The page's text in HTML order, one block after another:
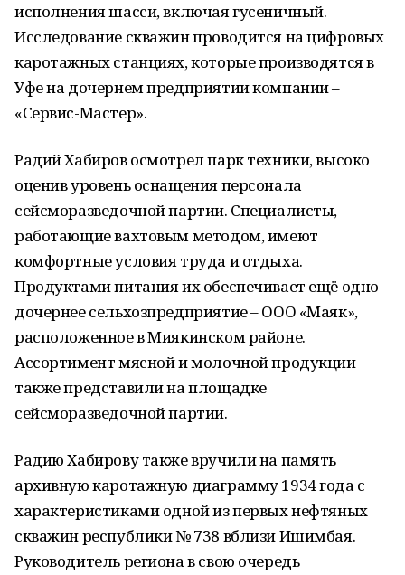
исполнения шасси, включая гусеничный.
Исследование скважин проводится на цифровых
каротажных станциях, которые производятся в
Уфе на дочернем предприятии компании –
«Сервис-Мастер».
Радий Хабиров осмотрел парк техники, высоко
оценив уровень оснащения персонала
сейсморазведочной партии. Специалисты,
работающие вахтовым методом, имеют
комфортные условия труда и отдыха.
Продуктами питания их обеспечивает ещё одно
дочернее сельхозпредприятие – ООО «Маяк»,
расположенное в Миякинском районе.
Ассортимент мясной и молочной продукции
также представили на площадке
сейсморазведочной партии.
Радию Хабирову также вручили на память
архивную каротажную диаграмму 1934 года с
характеристиками одной из первых нефтяных
скважин республики № 738 вблизи Ишимбая.
Руководитель региона в свою очередь